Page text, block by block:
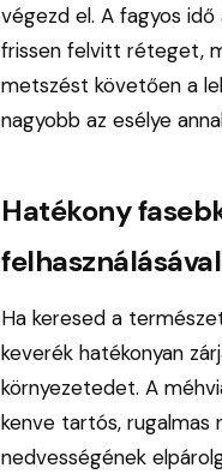
végezd el. A fagyos
frissen felvitt réteget,
metszést követően a
nagyobb az esélye
Hatékony
felhasználásával
Ha keresed a
keverék hatékonyan
környezetedet. A
kenve tartós, rugalmas
nedvességének